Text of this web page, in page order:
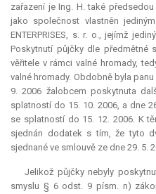
zařazení je Ing. H. také
jako společnost vlastněn
ENTERPRISES, s. r. o., jejímž
Poskytnutí půjčky dle předmětné
věřitele v rámci valné hromady,
valné hromady. Obdobně byla
9. 2006 žalobcem poskytnuta
splatností do 15. 10. 2006, a dne
se splatností do 15. 12. 2006. K
sjednán dodatek s tím, že tyto
sjednané ve smlouvě ze dne 29. 5.
Jelikož půjčky nebyly
smyslu § 6 odst. 9 písm. n)